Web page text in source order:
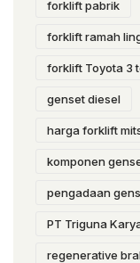
forklift pabrik
forklift ramah
forklift Toyota 3
genset diesel
harga forklift
komponen
pengadaan
PT Triguna
regenerative